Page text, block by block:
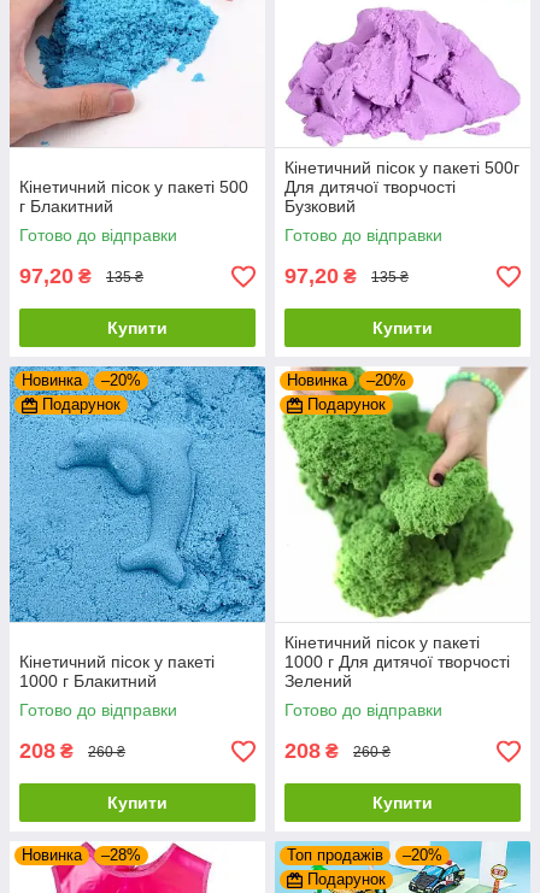
Кінетичний пісок у пакеті 500
г Блакитний
Готово до відправки
97,20 ₴ 135 ₴
Купити
Кінетичний пісок у пакеті 500г
Для дитячої творчості
Бузковий
Готово до відправки
97,20 ₴ 135 ₴
Купити
Новинка
–20%
Подарунок
Кінетичний пісок у пакеті
1000 г Блакитний
Готово до відправки
208 ₴ 260 ₴
Купити
Новинка
–20%
Подарунок
Кінетичний пісок у пакеті
1000 г Для дитячої творчості
Зелений
Готово до відправки
208 ₴ 260 ₴
Купити
Новинка –28% Топ продажів
–20%
Подарунок